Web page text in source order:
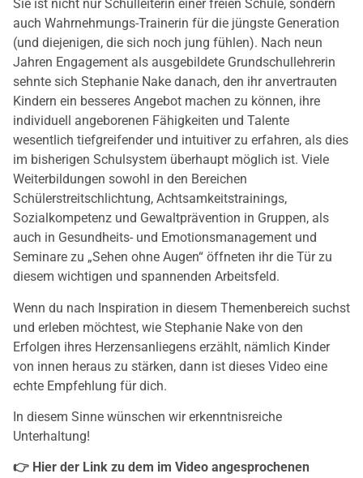
Sie ist nicht nur Schulleiterin einer freien Schule, sondern
auch Wahrnehmungs-Trainerin für die jüngste Generation
(und diejenigen, die sich noch jung fühlen). Nach neun
Jahren Engagement als ausgebildete Grundschullehrerin
sehnte sich Stephanie Nake danach, den ihr anvertrauten
Kindern ein besseres Angebot machen zu können, ihre
individuell angeborenen Fähigkeiten und Talente
wesentlich tiefgreifender und intuitiver zu erfahren, als dies
im bisherigen Schulsystem überhaupt möglich ist. Viele
Weiterbildungen sowohl in den Bereichen
Schülerstreitschlichtung, Achtsamkeitstrainings,
Sozialkompetenz und Gewaltprävention in Gruppen, als
auch in Gesundheits- und Emotionsmanagement und
Seminare zu „Sehen ohne Augen“ öffneten ihr die Tür zu
diesem wichtigen und spannenden Arbeitsfeld.
Wenn du nach Inspiration in diesem Themenbereich suchst
und erleben möchtest, wie Stephanie Nake von den
Erfolgen ihres Herzensanliegens erzählt, nämlich Kinder
von innen heraus zu stärken, dann ist dieses Video eine
echte Empfehlung für dich.
In diesem Sinne wünschen wir erkenntnisreiche
Unterhaltung!
👉 Hier der Link zu dem im Video angesprochenen